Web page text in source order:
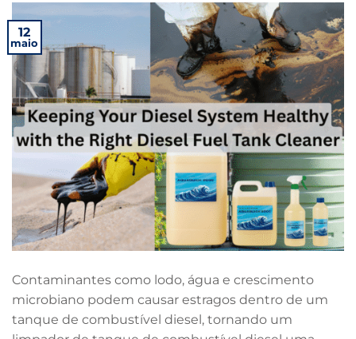
12
maio
Contaminantes como lodo, água e crescimento
microbiano podem causar estragos dentro de um
tanque de combustível diesel, tornando um